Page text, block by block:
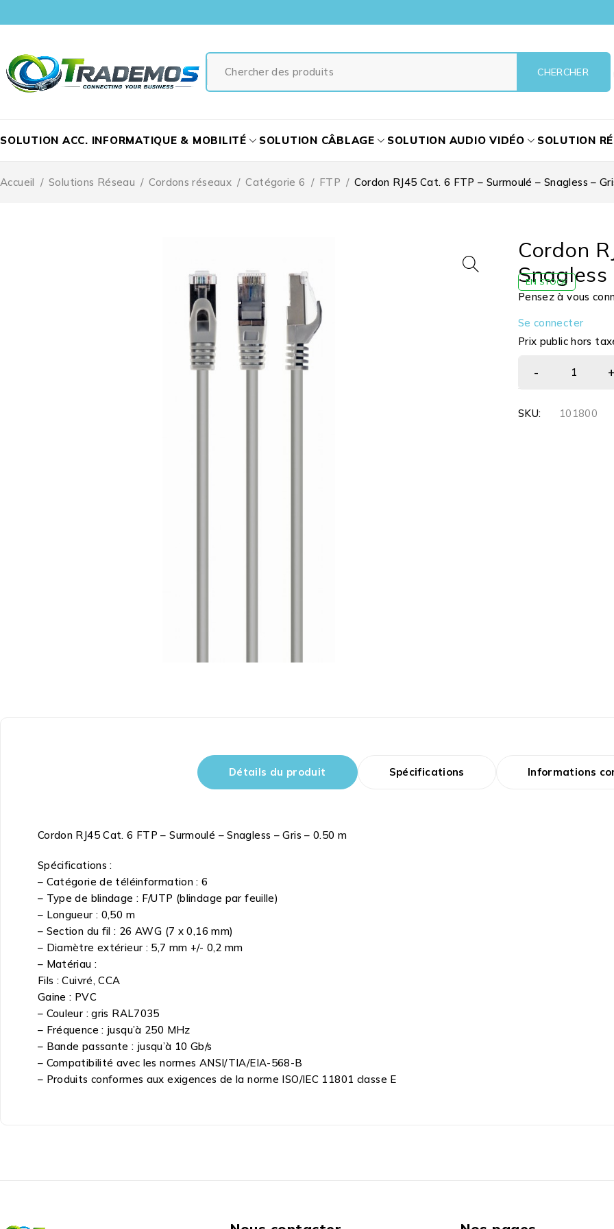
SOLUTION ACC. INFORMATIQUE & MOBILITÉ SOLUTION CÂBLAGE SOLUTION AUDIO VIDÉO SOLUTION
Accueil / Solutions Réseau / Cordons réseaux / Catégorie 6 / FTP / Cordon RJ45 Cat. 6 FTP – Surmoulé – Snagless –
Cordon
Snagless
EN STOCK
Pensez à vous
Se connecter
Prix public hors
SKU: 101800
Détails du produit Spécifications Informations
Cordon RJ45 Cat. 6 FTP – Surmoulé – Snagless – Gris – 0.50 m
Spécifications :
– Catégorie de téléinformation : 6
– Type de blindage : F/UTP (blindage par feuille)
– Longueur : 0,50 m
– Section du fil : 26 AWG (7 x 0,16 mm)
– Diamètre extérieur : 5,7 mm +/- 0,2 mm
– Matériau :
Fils : Cuivré, CCA
Gaine : PVC
– Couleur : gris RAL7035
– Fréquence : jusqu’à 250 MHz
– Bande passante : jusqu’à 10 Gb/s
– Compatibilité avec les normes ANSI/TIA/EIA-568-B
– Produits conformes aux exigences de la norme ISO/IEC 11801 classe E